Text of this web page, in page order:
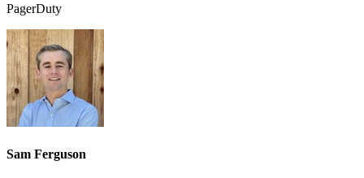
PagerDuty
Sam Ferguson